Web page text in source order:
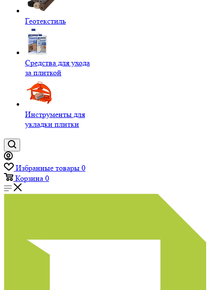
Геотекстиль
Средства для ухода
за плиткой
Инструменты для
укладки плитки
Избранные товары 0
Корзина 0